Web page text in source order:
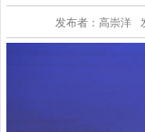
发布者：高崇洋